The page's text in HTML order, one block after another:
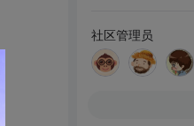
社区管理员